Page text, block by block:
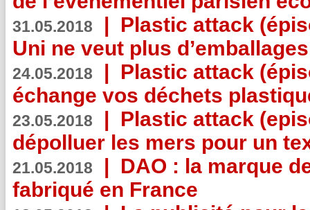
31.05.2018 | Plastic attack
Uni ne veut plus
24.05.2018 | Plastic attack
échange vos déchets
23.05.2018 | Plastic attack
dépolluer les mers pour un
21.05.2018 | DAO : la marque
fabriqué en France